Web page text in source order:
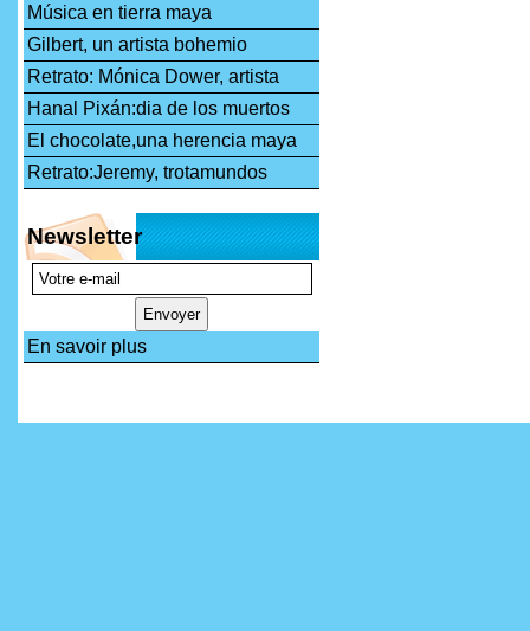
Música en tierra maya
Gilbert, un artista bohemio
Retrato: Mónica Dower, artista
Hanal Pixán:dia de los muertos
El chocolate,una herencia maya
Retrato:Jeremy, trotamundos
Newsletter
En savoir plus